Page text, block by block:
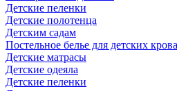
Детские пеленки
Детские полотенца
Детским садам
Постельное белье для детских
Детские матрасы
Детские одеяла
Детские пеленки